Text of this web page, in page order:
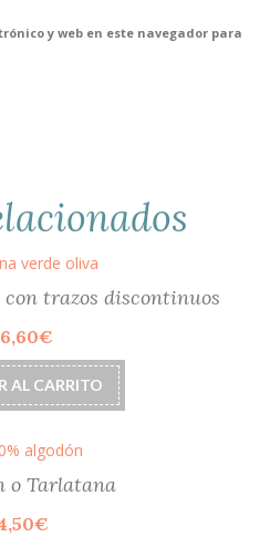
y web en este navegador para
trazos discontinuos
€
AL CARRITO
o Tarlatana
€